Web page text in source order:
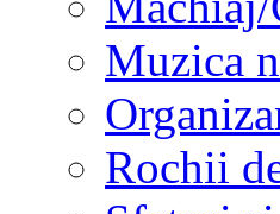
Muzica
Rochii